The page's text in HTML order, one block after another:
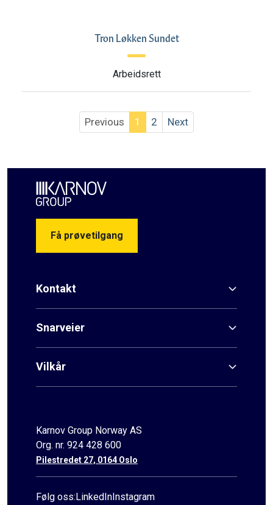
Tron Løkken Sundet
Arbeidsrett
Previous 1 2 Next
Få prøvetilgang
Kontakt
Snarveier
Vilkår
Karnov Group Norway AS
Org. nr. 924 428 600
Pilestredet 27, 0164 Oslo
Følg oss:LinkedInInstagram